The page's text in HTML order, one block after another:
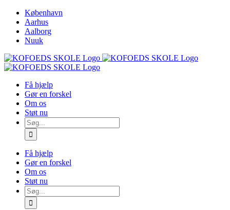
Skip
content
København
Aarhus
Aalborg
Nuuk
Få hjælp
Gør en forskel
Om os
Støt nu
Søg
efter:
Få hjælp
Gør en forskel
Om os
Støt nu
Søg
efter: